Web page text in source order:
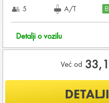
5 A/T
Detalji o vozilu
Već od
Šta je uključeno u ponudu?